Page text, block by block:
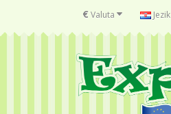
€ Valuta Jezik